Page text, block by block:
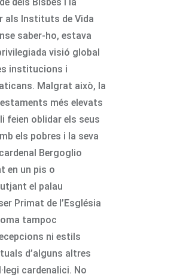
als Instituts de Vida
saber-ho, estava
visió global
institucions i
Malgrat això, la
més elevats
feien oblidar els seus
els pobres i la seva
Bergoglio
en un pis o
el palau
Primat de l’Església
tampoc
ni estils
d’alguns altres
cardenalici. No